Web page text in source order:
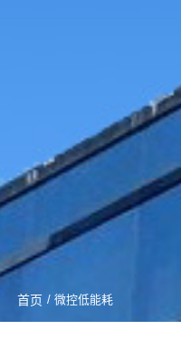
首页 / 微控低能耗